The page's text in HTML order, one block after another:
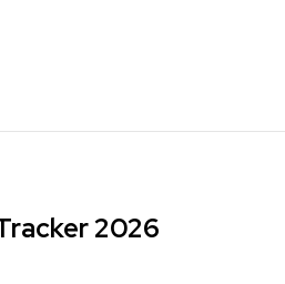
2026